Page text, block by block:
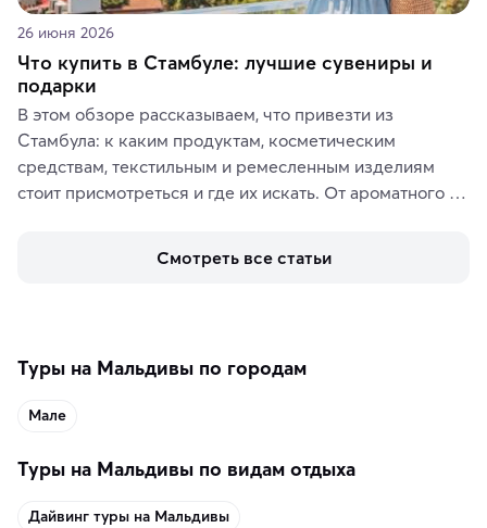
26 июня 2026
Что купить в Стамбуле: лучшие сувениры и
подарки
В этом обзоре рассказываем, что привезти из
Стамбула: к каким продуктам, косметическим
средствам, текстильным и ремесленным изделиям
стоит присмотреться и где их искать. От ароматного
аутентичных лавках — в подарок близким или себе на
Смотреть все статьи
Туры на Мальдивы по городам
Мале
Туры на Мальдивы по видам отдыха
Дайвинг туры на Мальдивы